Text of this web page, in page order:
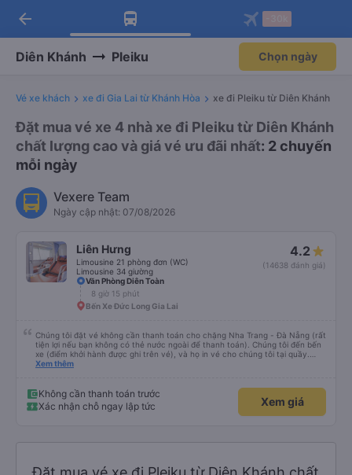
Tải app Vexere ngay!
Nhận ưu đãi thành viên độc
Mở app
Tải app Vexere
-30k/ghế khi đặt vé máy bay qua
Mở app
arrow_back
Diên Khánh Pleiku Chọn ngày
Vé xe khách xe đi Gia Lai từ Khánh Hòa xe đi Pleiku từ Diên Khánh
Đặt mua vé xe 4 nhà xe đi Pleiku từ Diên Khánh
chất lượng cao và giá vé ưu đãi nhất: 2 chuyến
mỗi ngày
Vexere Team
Ngày cập nhật: 07/08/2026
Liên Hưng
Limousine 21 phòng đơn (WC)
Limousine 34 giường
4.2
(14638 đánh giá)
Văn Phòng Diên Toàn
8 giờ 15 phút
Bến Xe Đức Long Gia Lai
Chúng tôi đặt vé không cần thanh toán cho chặng Nha Trang - Đà Nẵng (rất
tiện lợi nếu bạn không có thẻ nước ngoài để thanh toán). Chúng tôi đến bến
xe (điểm khởi hành được ghi trên vé), và họ in vé cho chúng tôi tại quầy.
Chúng tôi cũng quyết định mua vé chiều về trực tiếp tại quầy, vì giá vé trên
ấm hoặc áo khoác mỏng, vì thỉnh thoảng trời khá lạnh, và chăn mền thì hơi
cũ, nhưng vẫn có sẵn. Cổng USB để sạc điện thoại hoạt động tốt, và có giấy
vệ sinh. Mọi thứ khá sạch sẽ. Chúng tôi trở về từ Đà Nẵng (bến xe Đà Nẵng,
chọn công ty này và đặt chỗ ngồi VIP.
Xem thêm
Không cần thanh toán trước
Xác nhận chỗ ngay lập tức
Xem giá